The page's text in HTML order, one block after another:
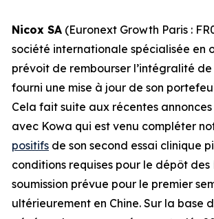
Nicox SA (Euronext Growth Paris :
société internationale spécialisée en
prévoit de rembourser l’intégralité
fourni une mise à jour de son
Cela fait suite aux récentes
avec Kowa qui est venu compléter
positifs de son second essai clinique
conditions requises pour le dépôt
soumission prévue pour le premier
ultérieurement en Chine. Sur la base